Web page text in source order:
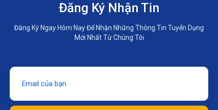
Đăng Ký Nhận Tin
Đăng Ký Ngay Hôm Nay Để Nhận Những Thông Tin Tuyển Dụng
Mới Nhất Từ Chúng Tôi